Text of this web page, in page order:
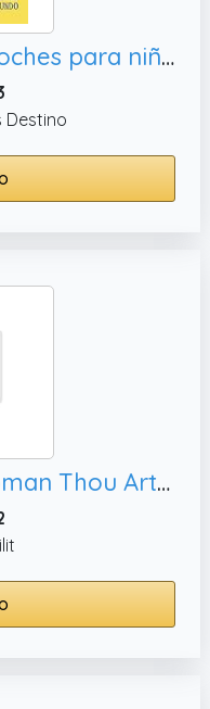
Cuentos de buenas noches para niñas rebeldes 3: 100 mujeres inmigrantes que han cambiado el mundo (Libros ilustrados)
Destino
Mujer, Eres Libre!: Woman Thou Art Loosed!